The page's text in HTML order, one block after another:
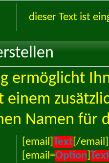
dieser Text ist
ermöglicht
einem
Namen für
[email] Text[/email]
[email=Option]